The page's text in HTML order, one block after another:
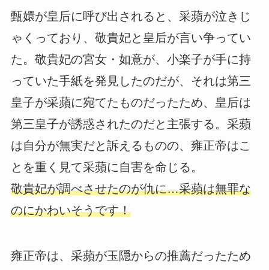
甄嬛が皇后に呼び出されると、采蘋が泣きじ
ゃくっており、敬貴妃と皇后が言い争ってい
た。敬貴妃の宮女・如意が、小楽子が手に持
っていた手紙を発見したのだが、それは第三
皇子が采蘋に宛てたものだったため、皇后は
第三皇子が誘惑されたのだと主張する。采蘋
は自分が無実だと訴えるものの、雍正帝はこ
とを重く見て采蘋に自害を命じる。
敬貴妃が調べさせたのが仇に…采蘋は無罪な
のにかわいそうです！
雍正帝は、采蘋が玉隠からの推薦だったため